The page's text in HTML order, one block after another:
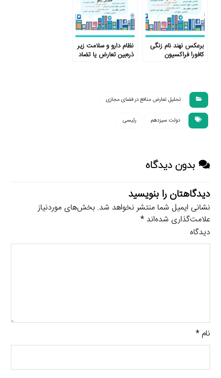
برعکس نهند نام زنگی
کافور! فراکسیون
نظام دارو و سلامت زیر
ذره‌بین تعارض یا تضاد
تحلیل تعارض منافع در فضای مجازی
دولت سیزدهم رئیسی
بدون دیدگاه
دیدگاهتان را بنویسید
نشانی ایمیل شما منتشر نخواهد شد. بخش‌های موردنیاز
علامت‌گذاری شده‌اند*
دیدگاه
نام*